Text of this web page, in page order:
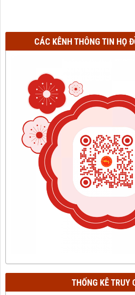
CÁC KÊNH THÔNG TIN HỌ
THỐNG KÊ TRUY